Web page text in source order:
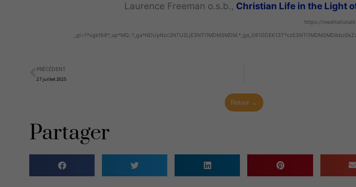
Laurence Freeman o.s.b., Christian Life in the Light
https://
Précédent
PRÉCÉDENT
27 juillet 2025
Retour →
Partager